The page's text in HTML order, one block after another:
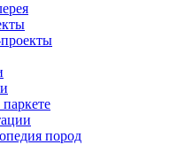
пород